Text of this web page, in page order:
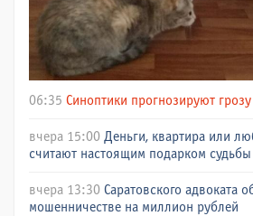
06:35 Синоптики прогнозируют
вчера 15:00 Деньги, квартира или
считают настоящим подарком судьбы
вчера 13:30 Саратовского адвоката
мошенничестве на миллион рублей